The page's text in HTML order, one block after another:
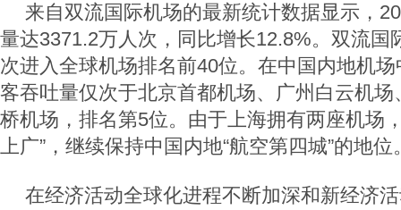
来自双流国际机场的最新统计数据显示，
量达3371.2万人次，同比增长12.8%。双流国
次进入全球机场排名前40位。在中国内地机
客吞吐量仅次于北京首都机场、广州白云机
桥机场，排名第5位。由于上海拥有两座机场
上广”，继续保持中国内地“航空第四城”的地位
在经济活动全球化进程不断加深和新经济